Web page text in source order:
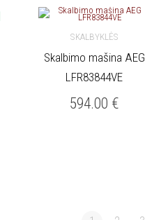
Į KREPŠELĮ
SKALBYKLĖS
Skalbimo mašina AEG
LFR83844VE
594.00 €